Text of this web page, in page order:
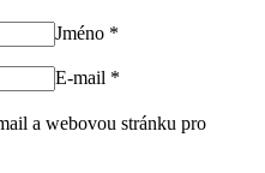
Jméno *
E-mail *
a webovou stránku pro